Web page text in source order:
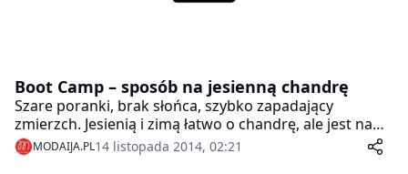
Boot Camp – sposób na jesienną chandrę
Szare poranki, brak słońca, szybko zapadający
zmierzch. Jesienią i zimą łatwo o chandrę, ale jest na
nią sposób – aktywność fizyczna. Trening Boot Camp
to propozycja wszystkich, którzy potrzebują
MODAIJA.PL14 listopada 2014, 02:21